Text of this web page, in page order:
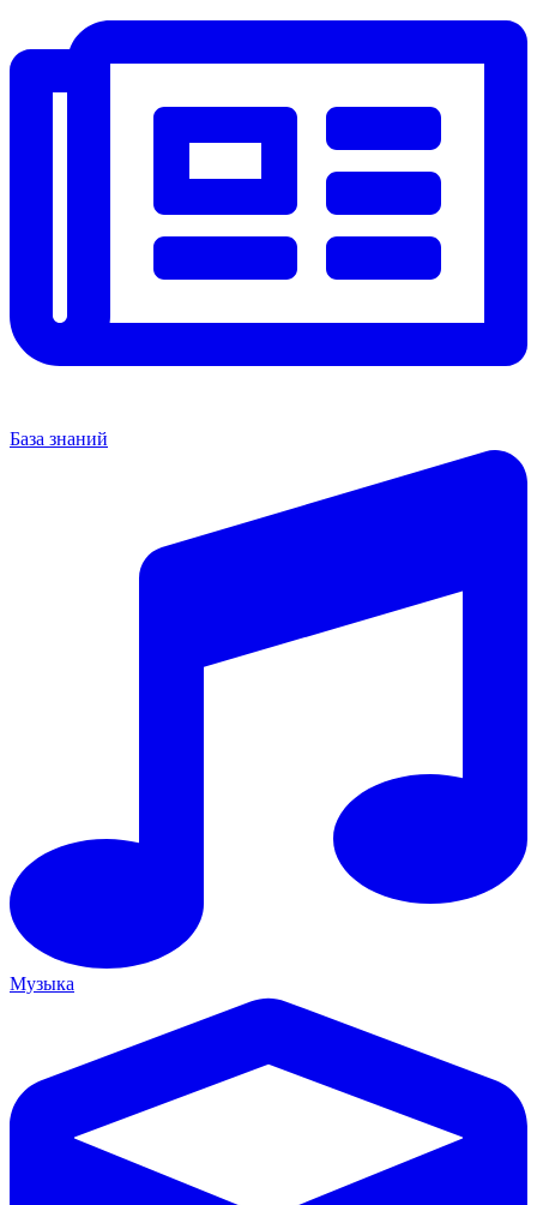
База знаний
Музыка